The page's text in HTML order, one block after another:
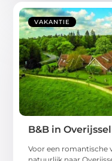
VAKANTIE
B&B in Overijssel
Voor een romantische